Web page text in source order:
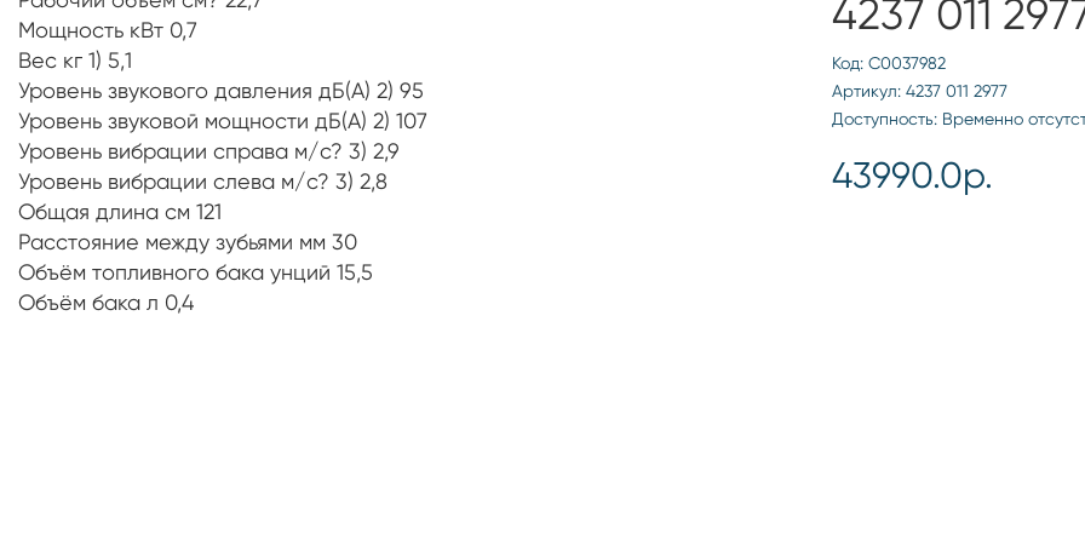
Мощность кВт 0,7
Вес кг 1) 5,1
Уровень звукового давления дБ(A) 2) 95
Уровень звуковой мощности дБ(A) 2) 107
Уровень вибрации справа м/с? 3) 2,9
Уровень вибрации слева м/с? 3) 2,8
Общая длина см 121
Расстояние между зубьями мм 30
Объём топливного бака унций 15,5
Объём бака л 0,4
4237 011
Код: С0037982
Артикул: 4237 011 2977
Доступность: Временно
43990.0р.